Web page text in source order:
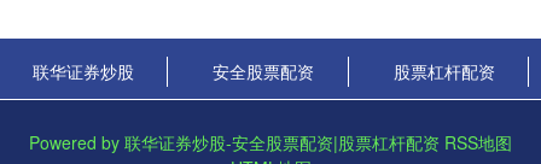
联华证券炒股 安全股票配资 股票杠杆配资
Powered by 联华证券炒股-安全股票配资|股票杠杆配资 RSS地图